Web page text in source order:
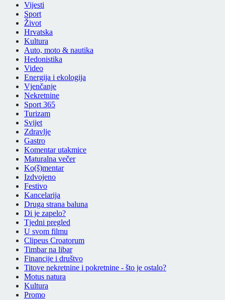
Vijesti
Sport
Život
Hrvatska
Kultura
Auto, moto & nautika
Hedonistika
Video
Energija i ekologija
Vjenčanje
Nekretnine
Sport 365
Turizam
Svijet
Zdravlje
Gastro
Komentar utakmice
Maturalna večer
Ko(š)mentar
Izdvojeno
Festivo
Kancelarija
Druga strana baluna
Di je zapelo?
Tjedni pregled
U svom filmu
Clipeus Croatorum
Timbar na libar
Financije i društvo
Titove nekretnine i pokretnine - što je ostalo?
Motus natura
Kultura
Promo